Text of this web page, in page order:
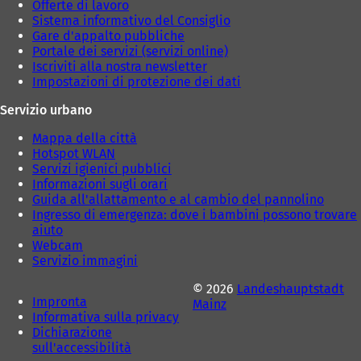
)
Offerte di lavoro
Sistema informativo del Consiglio
Gare d'appalto pubbliche
Portale dei servizi (servizi online)
Iscriviti alla nostra newsletter
Impostazioni di protezione dei dati
Servizio urbano
Mappa della città
Hotspot WLAN
Servizi igienici pubblici
Informazioni sugli orari
Guida all'allattamento e al cambio del pannolino
Ingresso di emergenza: dove i bambini possono trovare
aiuto
Webcam
Servizio immagini
Impronta
Informativa sulla privacy
Dichiarazione
sull'accessibilità
© 2026 Landeshauptstadt
Mainz